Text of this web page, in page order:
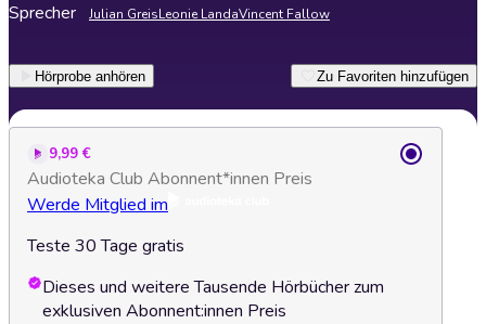
Sprecher Julian GreisLeonie LandaVincent Fallow
Hörprobe anhören Zu Favoriten hinzufügen
9,99 €
Audioteka Club Abonnent*innen Preis
Werde Mitglied im
Teste 30 Tage gratis
Dieses und weitere Tausende Hörbücher zum
exklusiven Abonnent:innen Preis